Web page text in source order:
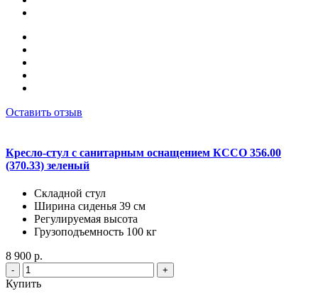
Оставить отзыв
Кресло-стул с санитарным оснащением КССО 356.00
(370.33) зеленый
Складной стул
Ширина сиденья 39 см
Регулируемая высота
Грузоподъемность 100 кг
8 900 р.
- +
Купить